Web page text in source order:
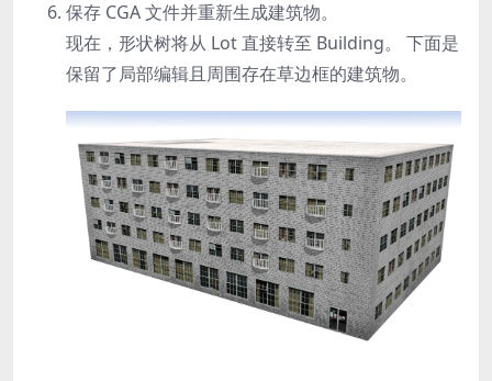
保存 CGA 文件并重新生成建筑物。
现在，形状树将从 Lot 直接转至 Building。 下面是
保留了局部编辑且周围存在草边框的建筑物。